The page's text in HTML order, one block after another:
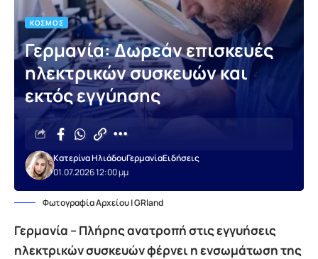
ΚΌΣΜΟΣ
Γερμανία: Δωρεάν επισκευές
ηλεκτρικών συσκευών και
εκτός εγγύησης
01.07.2026 12:00 μμ
Κατερίνα ΗλιάδουΓερμανίαΕιδήσεις
Φωτογραφία Αρχείου | GRland
Γερμανία – Πλήρης ανατροπή στις εγγυήσεις
ηλεκτρικών συσκευών φέρνει η ενσωμάτωση της